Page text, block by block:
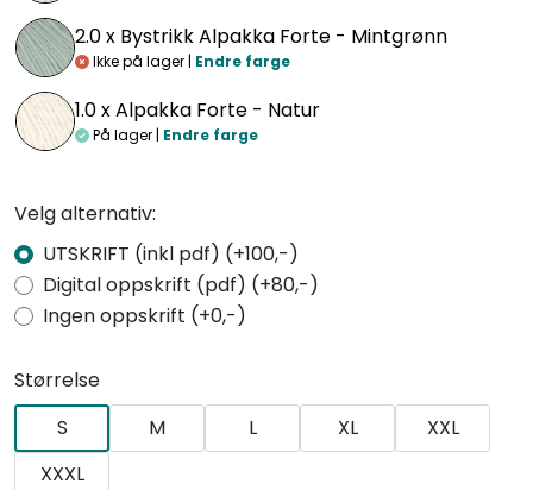
2.0 x Bystrikk Alpakka Forte - Mintgrønn
Ikke på lager | Endre farge
1.0 xAlpakka Forte - Natur
På lager | Endre farge
Velg alternativ:
UTSKRIFT (inkl pdf) (+100,-)
Digital oppskrift (pdf) (+80,-)
Ingen oppskrift (+0,-)
Størrelse
S
M L XL
XXL
XXXL